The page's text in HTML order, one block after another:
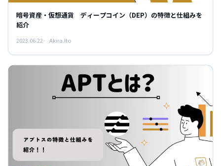
暗号資産・仮想通貨 ディープコイン（DEP）の特徴と仕組みを
紹介
2023.06.22 Akira.Ito